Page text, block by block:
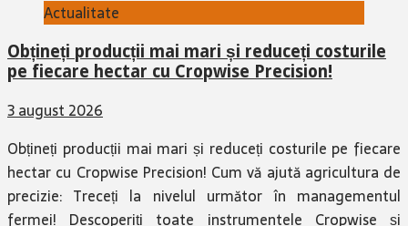
Actualitate
Obțineți producții mai mari și reduceți costurile
pe fiecare hectar cu Cropwise Precision!
3 august 2026
Obțineți producții mai mari și reduceți costurile pe fiecare
hectar cu Cropwise Precision! Cum vă ajută agricultura de
precizie: Treceți la nivelul următor în managementul
fermei! Descoperiți toate instrumentele Cropwise și